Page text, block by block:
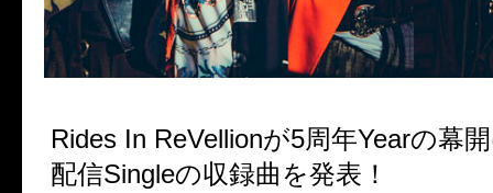
Rides In ReVellionが5周年Yearの幕
配信Singleの収録曲を発表！